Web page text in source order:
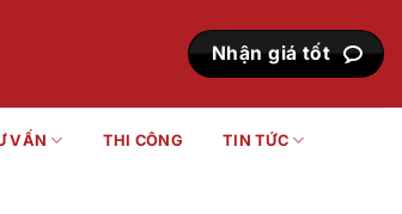
Nhận giá tốt
VẤN THI CÔNG TIN TỨC